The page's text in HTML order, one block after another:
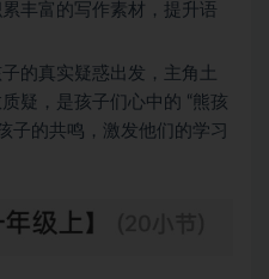
丰富的写作素材，提升语
子的真实疑惑出发，主角土
疑，是孩子们心中的 “熊孩
子的共鸣，激发他们的学习